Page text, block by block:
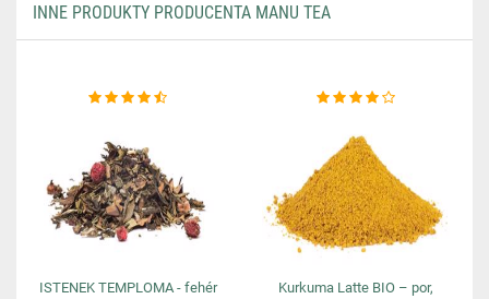
INNE PRODUKTY PRODUCENTA MANU TEA
ISTENEK TEMPLOMA - fehér
Kurkuma Latte BIO – por,